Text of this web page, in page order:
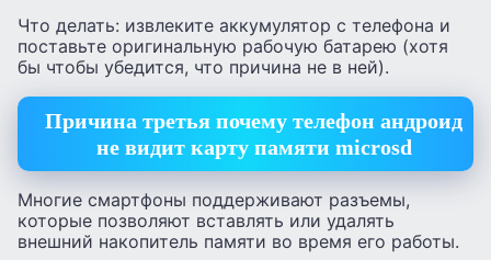
Что делать: извлеките аккумулятор с телефона и
поставьте оригинальную рабочую батарею (хотя
бы чтобы убедится, что причина не в ней).
Причина третья почему телефон андроид
не видит карту памяти microsd
Многие смартфоны поддерживают разъемы,
которые позволяют вставлять или удалять
внешний накопитель памяти во время его работы.